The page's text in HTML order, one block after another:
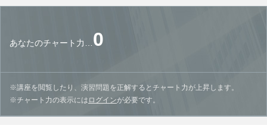
あなたのチャート力… 0
※講座を閲覧したり、演習問題を正解するとチャート力が上昇します。
※チャート力の表示には ログインが必要です。